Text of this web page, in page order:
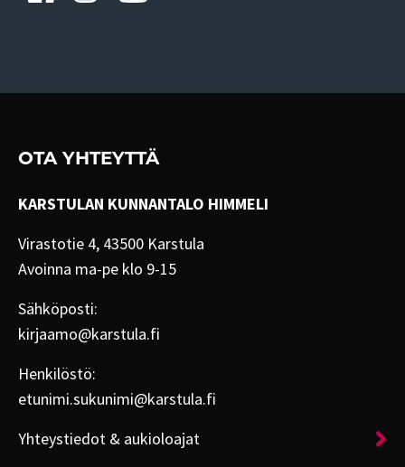
OTA YHTEYTTÄ
KARSTULAN KUNNANTALO HIMMELI
Virastotie 4, 43500 Karstula
Avoinna ma-pe klo 9-15
Sähköposti:
kirjaamo@karstula.fi
Henkilöstö:
etunimi.sukunimi@karstula.fi
Yhteystiedot & aukioloajat